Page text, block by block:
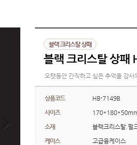
블랙 크리스탈 상패
블랙 크리스탈 상패
오랫동안 간직하고 싶은 추억을 감사
상품코드
HB-7149B
사이즈
소재
블랙크리스탈.펄
케이스
고급융케이스